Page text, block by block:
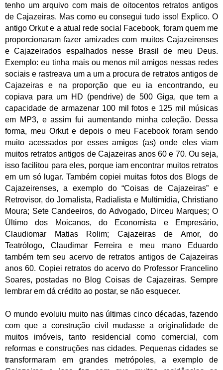
tenho um arquivo com mais de oitocentos retratos antigos
de Cajazeiras. Mas como eu consegui tudo isso! Explico. O
antigo Orkut e a atual rede social Facebook, foram quem me
proporcionaram fazer amizades com muitos Cajazeirenses
e Cajazeirados espalhados nesse Brasil de meu Deus.
Exemplo: eu tinha mais ou menos mil amigos nessas redes
sociais e rastreava um a um a procura de retratos antigos de
Cajazeiras e na proporção que eu ia encontrando, eu
copiava para um HD (pendrive) de 500 Giga, que tem a
capacidade de armazenar 100 mil fotos e 125 mil músicas
em MP3, e assim fui aumentando minha coleção. Dessa
forma, meu Orkut e depois o meu Facebook foram sendo
muito acessados por esses amigos (as) onde eles viam
muitos retratos antigos de Cajazeiras anos 60 e 70. Ou seja,
isso facilitou para eles, porque iam encontrar muitos retratos
em um só lugar. Também copiei muitas fotos dos Blogs de
Cajazeirenses, a exemplo do “Coisas de Cajazeiras” e
Retrovisor, do Jornalista, Radialista e Multimídia, Christiano
Moura; Sete Candeeiros, do Advogado, Dirceu Marques; O
Último dos Moicanos, do Economista e Empresário,
Claudiomar Matias Rolim; Cajazeiras de Amor, do
Teatrólogo, Claudimar Ferreira e meu mano Eduardo
também tem seu acervo de retratos antigos de Cajazeiras
anos 60. Copiei retratos do acervo do Professor Francelino
Soares, postadas no Blog Coisas de Cajazeiras. Sempre
lembrar em dá crédito ao postar, se não esquecer.
O mundo evoluiu muito nas últimas cinco décadas, fazendo
com que a construção civil mudasse a originalidade de
muitos imóveis, tanto residencial como comercial, com
reformas e construções nas cidades. Pequenas cidades se
transformaram em grandes metrópoles, a exemplo de